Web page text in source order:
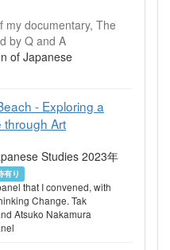
my documentary, The
by Q and A
of Japanese
- Exploring a
through Art
Studies 2023年
有り
that I convened, with
Change. Tak
Atsuko Nakamura